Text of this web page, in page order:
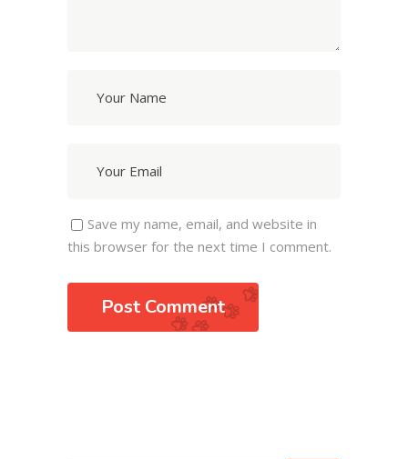
Save my name, email, and website in
this browser for the next time I comment.
Post Comment